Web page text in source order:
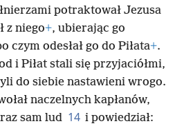
potraktował Jezusa
z niego+, ubierając go
czym odesłał go do Piłata+.
i Piłat stali się przyjaciółmi,
do siebie nastawieni wrogo.
naczelnych kapłanów,
sam lud 14 i powiedział: